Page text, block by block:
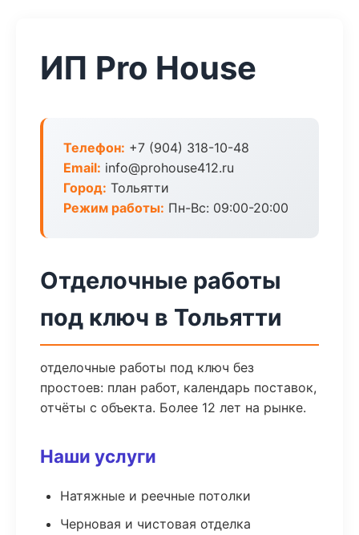
ИП Pro House
Телефон: +7 (904) 318-10-48
Email: info@prohouse412.ru
Город: Тольятти
Режим работы: Пн-Вс: 09:00-20:00
Отделочные работы
под ключ в Тольятти
отделочные работы под ключ без
простоев: план работ, календарь поставок,
отчёты с объекта. Более 12 лет на рынке.
Наши услуги
Натяжные и реечные потолки
Черновая и чистовая отделка